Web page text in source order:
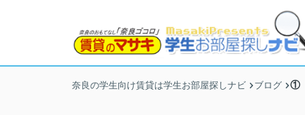
奈良の学生向け賃貸は学生お部屋探しナビ ブログ ①